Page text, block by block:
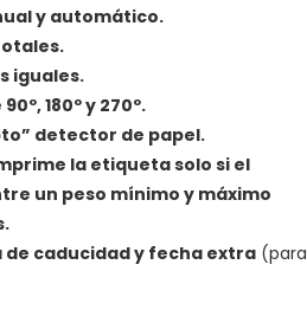
y automático.
iguales.
180º y 270º.
detector de papel.
la etiqueta solo si el
un peso mínimo y máximo
de caducidad y fecha extra (para